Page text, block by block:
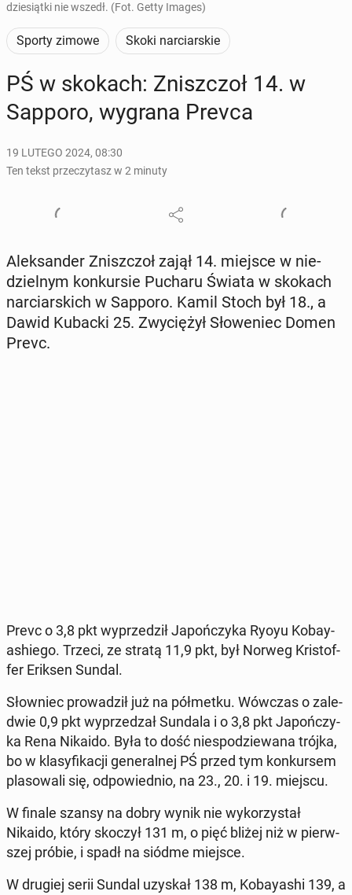
dziesiątki nie wszedł. (Fot. Getty Images)
Sporty zimowe Skoki narciarskie
PŚ w skokach: Znisz­czoł 14. w
Sapporo, wygrana Prevca
19 LUTEGO 2024, 08:30
Ten tekst przeczytasz w 2 minuty
Alek­san­der Znisz­czoł zajął 14. miejsce w nie­
dziel­nym kon­kur­sie Pucharu Świata w skokach
nar­ciar­skich w Sapporo. Kamil Stoch był 18., a
Dawid Kubacki 25. Zwy­cię­żył Sło­we­niec Domen
Prevc.
Prevc o 3,8 pkt wy­prze­dził Ja­poń­czy­ka Ryoyu Ko­bay­
ashie­go. Trzeci, ze stratą 11,9 pkt, był Norweg Kri­stof­
fer Eriksen Sundal.
Słow­niec pro­wa­dził już na pół­met­ku. Wówczas o za­le­
d­wie 0,9 pkt wy­prze­dzał Sundala i o 3,8 pkt Ja­poń­czy­
ka Rena Nikaido. Była to dość nie­spo­dzie­wa­na trójka,
bo w kla­sy­fi­ka­cji ge­ne­ral­nej PŚ przed tym kon­kur­sem
pla­so­wa­li się, od­po­wied­nio, na 23., 20. i 19. miejscu.
W finale szansy na dobry wynik nie wy­ko­rzy­stał
Nikaido, który skoczył 131 m, o pięć bliżej niż w pierw­
szej próbie, i spadł na siódme miejsce.
W drugiej serii Sundal uzyskał 138 m, Ko­bay­ashi 139, a